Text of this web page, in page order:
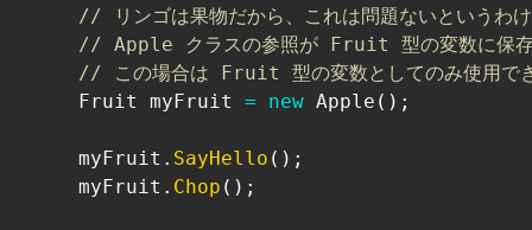
// リンゴは果物だから、これは問題ないというわけ
// Apple クラスの参照が Fruit 型の変数に保存
// この場合は Fruit 型の変数としてのみ使用でき
Fruit myFruit = new Apple ( ) ;
myFruit
. SayHello ( ) ;
myFruit
. Chop ( ) ;